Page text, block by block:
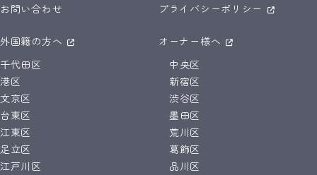
お問い合わせ プライバシーポリシー
外国籍の方へ
オーナー様へ
千代田区
中央区
港区
新宿区
文京区
渋谷区
台東区
墨田区
江東区
荒川区
足立区
葛飾区
江戸川区
品川区